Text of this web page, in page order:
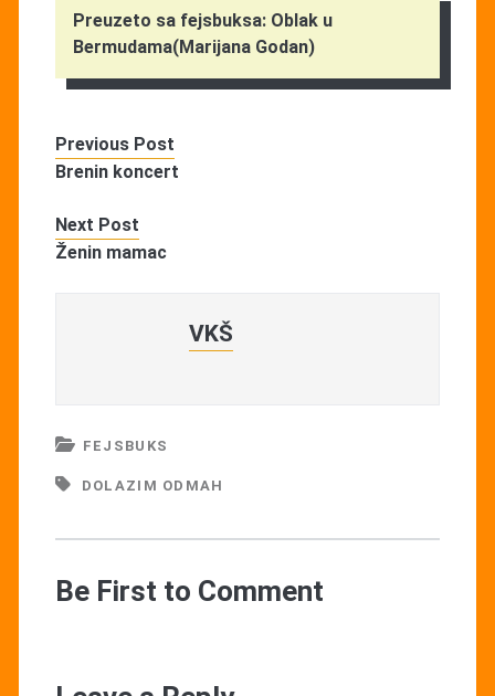
Preuzeto sa fejsbuksa: Oblak u
Bermudama(Marijana Godan)
Previous Post
Brenin koncert
Next Post
Ženin mamac
VKŠ
FEJSBUKS
DOLAZIM ODMAH
Be First to Comment